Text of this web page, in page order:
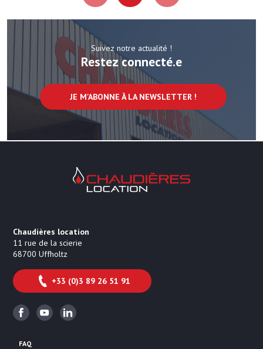
Suivez notre actualité !
Restez connecté.e
JE M'ABONNE À LA NEWSLETTER !
Chaudières Location Location de
Chaudières location
11 rue de la scierie
68700 Uffholtz
+33 (0)3 89 26 51 91
FacebookYoutubeLinkedin
FAQ